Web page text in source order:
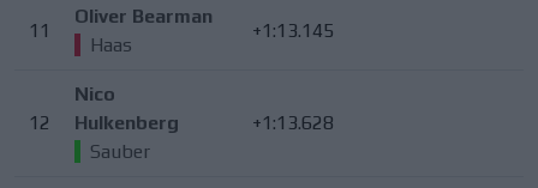
11
Oliver Bearman
Haas
+1:13.145
12
Nico
Hulkenberg
Sauber
+1:13.628